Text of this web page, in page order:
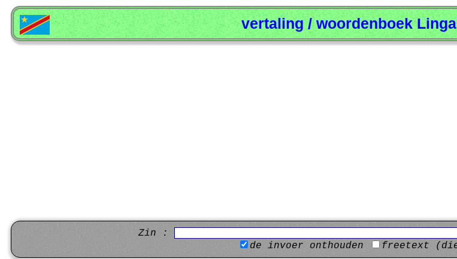
vertaling / woordenboek
Zin :
de invoer onthouden
freetext